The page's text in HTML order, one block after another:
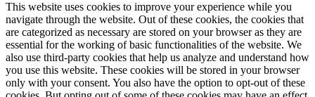
This website uses cookies to improve your experience while you
navigate through the website. Out of these cookies, the cookies that
are categorized as necessary are stored on your browser as they are
essential for the working of basic functionalities of the website. We
also use third-party cookies that help us analyze and understand how
you use this website. These cookies will be stored in your browser
only with your consent. You also have the option to opt-out of these